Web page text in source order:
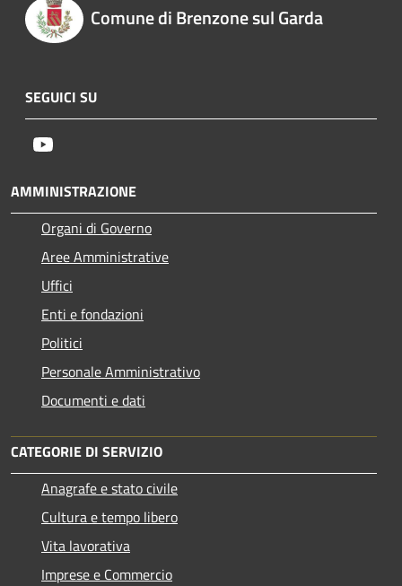
Comune di Brenzone sul Garda
SEGUICI SU
AMMINISTRAZIONE
Organi di Governo
Aree Amministrative
Uffici
Enti e fondazioni
Politici
Personale Amministrativo
Documenti e dati
CATEGORIE DI SERVIZIO
Anagrafe e stato civile
Cultura e tempo libero
Vita lavorativa
Imprese e Commercio